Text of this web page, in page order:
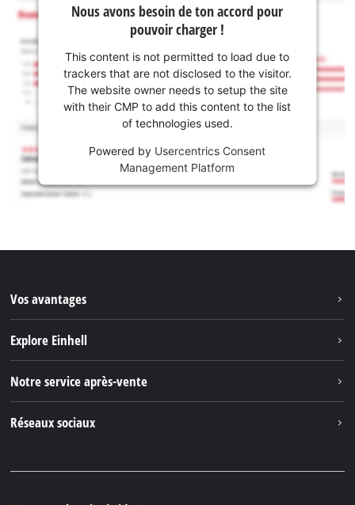
Nous avons besoin de ton accord pour
pouvoir charger !
This content is not permitted to load due to
trackers that are not disclosed to the visitor.
The website owner needs to setup the site
with their CMP to add this content to the list
of technologies used.
Powered by Usercentrics Consent
Management Platform
Vos avantages
Explore Einhell
Einhell Germany AG
Notre service après-vente
Réseaux sociaux